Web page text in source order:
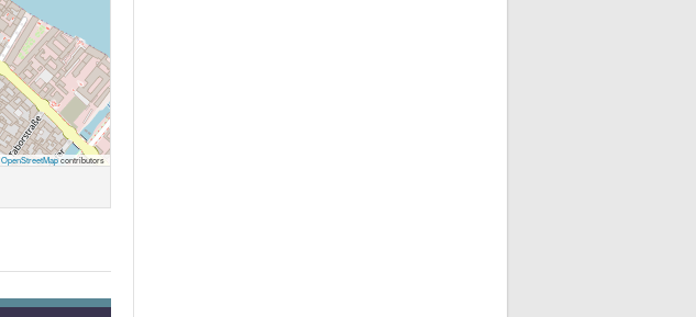
OpenStreetMapcontributors